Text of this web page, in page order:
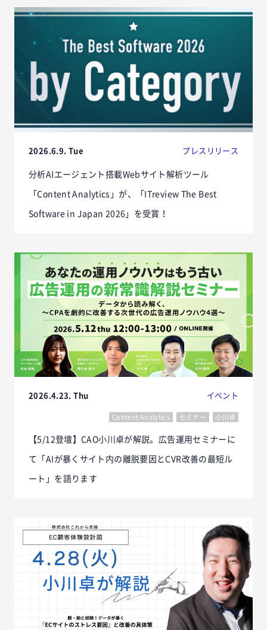
2026.6.9. Tue プレスリリース
分析AIエージェント搭載Webサイト解析ツール
「Content Analytics」が、「ITreview The Best
Software in Japan 2026」を受賞！
2026.4.23. Thu イベント
Content Analytics セミナー 小川卓
【5/12登壇】CAO小川卓が解説。広告運用セミナーに
て「AIが暴くサイト内の離脱要因とCVR改善の最短ル
ート」を語ります